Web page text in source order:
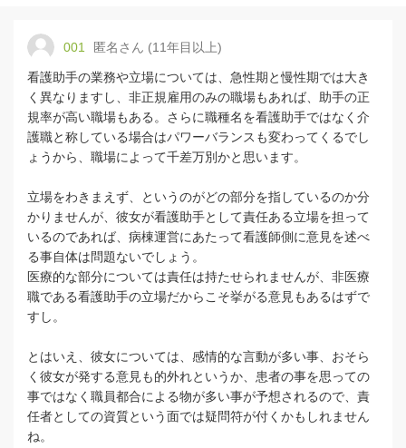
001 匿名さん (11年目以上)
看護助手の業務や立場については、急性期と慢性期では大き
く異なりますし、非正規雇用のみの職場もあれば、助手の正
規率が高い職場もある。さらに職種名を看護助手ではなく介
護職と称している場合はパワーバランスも変わってくるでし
ょうから、職場によって千差万別かと思います。
立場をわきまえず、というのがどの部分を指しているのか分
かりませんが、彼女が看護助手として責任ある立場を担って
いるのであれば、病棟運営にあたって看護師側に意見を述べ
る事自体は問題ないでしょう。
医療的な部分については責任は持たせられませんが、非医療
職である看護助手の立場だからこそ挙がる意見もあるはずで
すし。
とはいえ、彼女については、感情的な言動が多い事、おそら
く彼女が発する意見も的外れというか、患者の事を思っての
事ではなく職員都合による物が多い事が予想されるので、責
任者としての資質という面では疑問符が付くかもしれません
ね。